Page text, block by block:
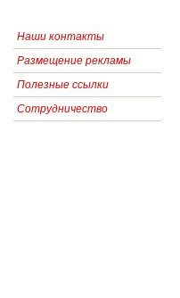
Наши контакты
Размещение рекламы
Полезные ссылки
Сотрудничество